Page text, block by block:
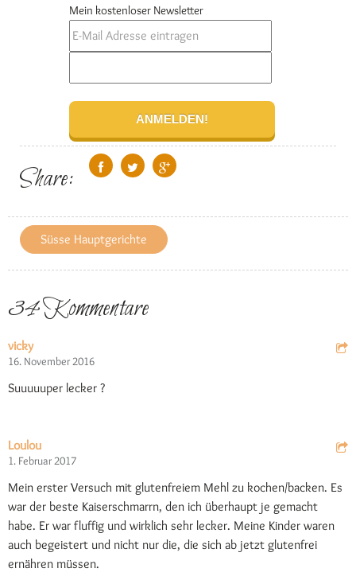
Mein kostenloser Newsletter
Share:
Süsse Hauptgerichte
34 Kommentare
vicky
16. November 2016
Suuuuuper lecker ?
Loulou
1. Februar 2017
Mein erster Versuch mit glutenfreiem Mehl zu kochen/backen. Es
war der beste Kaiserschmarrn, den ich überhaupt je gemacht
habe. Er war fluffig und wirklich sehr lecker. Meine Kinder waren
auch begeistert und nicht nur die, die sich ab jetzt glutenfrei
ernähren müssen.